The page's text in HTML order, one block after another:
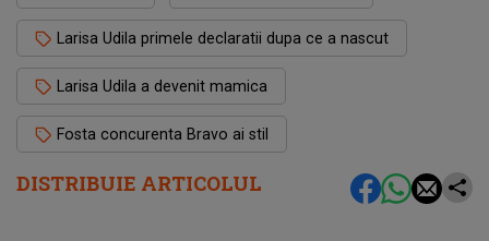
DISTRIBUIE ARTICOLUL
Larisa Udila primele declaratii dupa ce a nascut
Larisa Udila a devenit mamica
Fosta concurenta Bravo ai stil